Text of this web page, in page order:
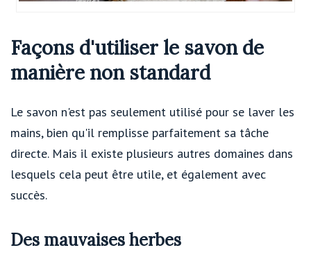
Façons d'utiliser le savon de
manière non standard
Le savon n'est pas seulement utilisé pour se laver les
mains, bien qu'il remplisse parfaitement sa tâche
directe. Mais il existe plusieurs autres domaines dans
lesquels cela peut être utile, et également avec
succès.
Des mauvaises herbes